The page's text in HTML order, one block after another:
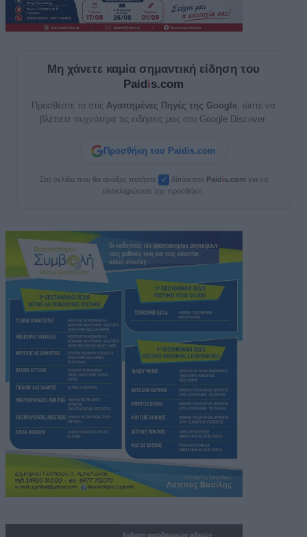
Μη χάνετε καμία σημαντική είδηση του
Paid is.com
Προσθέστε το στις Αγαπημένες Πηγές της Google, ώστε να
βλέπετε συχνότερα τις ειδήσεις μας στο Google Discover.
Προσθήκη του Paidis.com
Στη σελίδα που θα ανοίξει, πατήστε ✓ δίπλα στο Paid is.com για να
ολοκληρώσετε την προσθήκη.